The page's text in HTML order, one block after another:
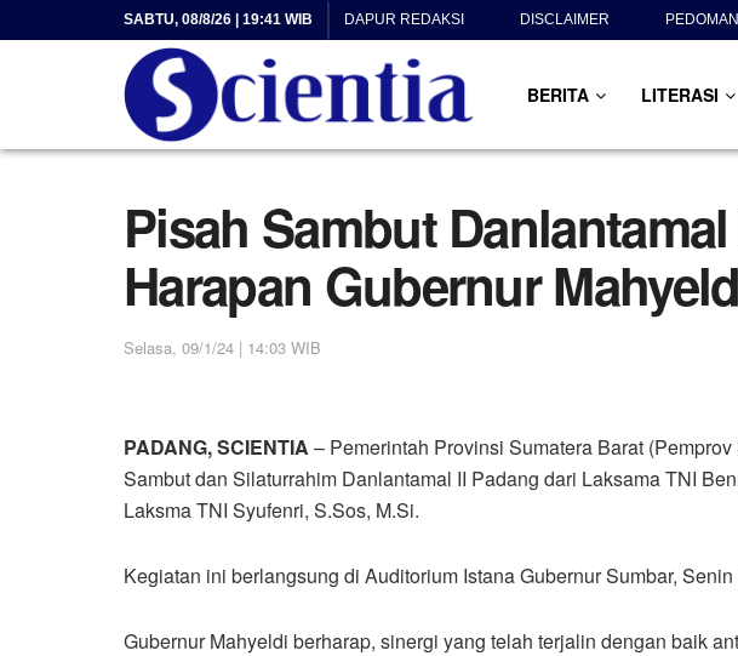
SABTU, 08/8/26 | 19:41 WIB DAPUR REDAKSI DISCLAIMER
BERITA LITERASI
Pisah Sambut
Harapan Gubernur
Selasa, 09/1/24 | 14:03 WIB
PADANG, SCIENTIA – Pemerintah Provinsi Sumatera Barat
Sambut dan Silaturrahim Danlantamal II Padang dari Laksama TNI
Laksma TNI Syufenri, S.Sos, M.Si.
Kegiatan ini berlangsung di Auditorium Istana Gubernur Sumbar,
Gubernur Mahyeldi berharap, sinergi yang telah terjalin dengan baik